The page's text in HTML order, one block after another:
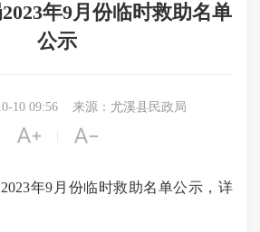
年9月份临时救助名单
公示
10 09:56 来源：尤溪县民政局
 
年9月份临时救助名单公示，详